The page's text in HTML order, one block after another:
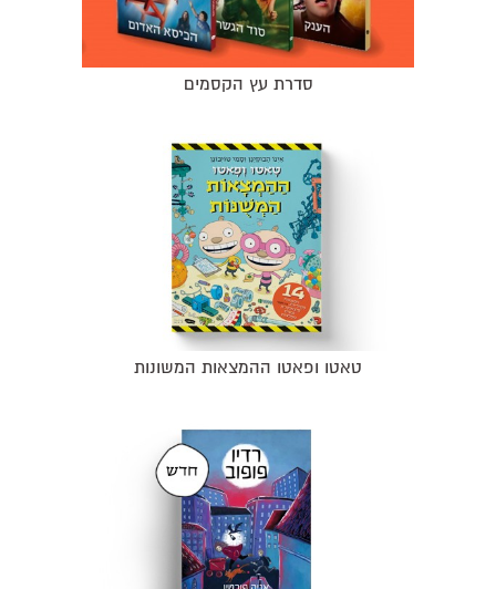
סדרת עץ הקסמים
טאטו ופאטו ההמצאות המשונות